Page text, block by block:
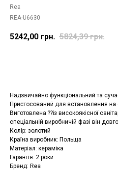
Rea
REA-U6630
5242,00 грн. 5824,39 грн.
Надзвичайно функціональний та
Пристосований для встановлення на
Виготовлена ??із високоякісної
спеціальній виробничій фазі він
Колір: золотий
Країна виробник: Польща
Матеріал: кераміка
Гарантія: 2 роки
Бренд: Rea